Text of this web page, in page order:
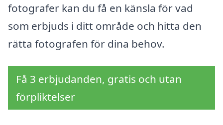
fotografer kan du få en känsla för vad
som erbjuds i ditt område och hitta den
rätta fotografen för dina behov.
Få 3 erbjudanden, gratis och utan
förpliktelser